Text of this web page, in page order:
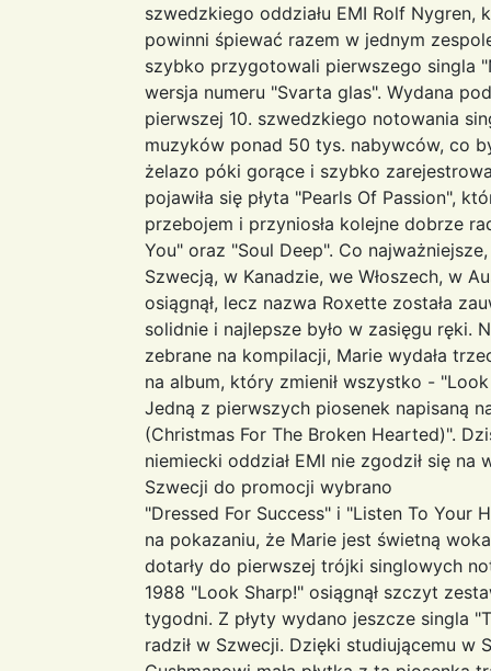
szwedzkiego oddziału EMI Rolf Nygren,
powinni śpiewać razem w jednym
szybko przygotowali pierwszego singla
wersja numeru "Svarta glas". Wydana
pierwszej 10. szwedzkiego notowania
muzyków ponad 50 tys. nabywców, co
żelazo póki gorące i szybko
pojawiła się płyta "Pearls Of Passion",
przebojem i przyniosła kolejne dobrze
You" oraz "Soul Deep". Co
Szwecją, w Kanadzie, we Włoszech, w
osiągnął, lecz nazwa Roxette została
solidnie i najlepsze było w zasięgu ręki.
zebrane na kompilacji, Marie wydała
na album, który zmienił wszystko - "Look
Jedną z pierwszych piosenek napisaną
(Christmas For The Broken Hearted)".
niemiecki oddział EMI nie zgodził się
Szwecji do promocji wybrano
"Dressed For Success" i "Listen To Your
na pokazaniu, że Marie jest świetną
dotarły do pierwszej trójki singlowych
1988 "Look Sharp!" osiągnął szczyt
tygodni. Z płyty wydano jeszcze singla
radził w Szwecji. Dzięki studiującemu w